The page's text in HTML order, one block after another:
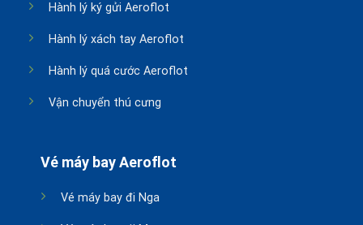
Hành lý ký gửi Aeroflot
Hành lý xách tay Aeroflot
Hành lý quá cước Aeroflot
Vận chuyển thú cưng
Vé máy bay Aeroflot
Vé máy bay đi Nga